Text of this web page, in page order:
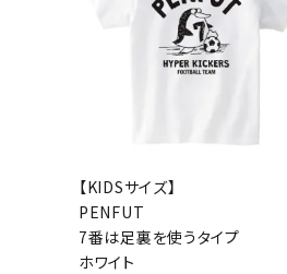
【KIDSサイズ】
PENFUT
7番は足裏を使うタイプ
ホワイト